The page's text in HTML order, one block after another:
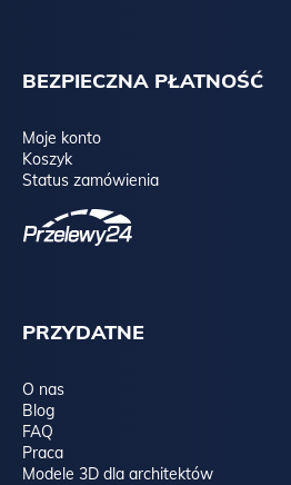
BEZPIECZNA PŁATNOŚĆ
Moje konto
Koszyk
Status zamówienia
PRZYDATNE
O nas
Blog
FAQ
Praca
Modele 3D dla architektów